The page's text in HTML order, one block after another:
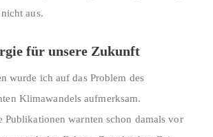
aus.
für unsere Zukunft
wurde ich auf das Problem des
Klimawandels aufmerksam.
Publikationen warnten schon damals vor